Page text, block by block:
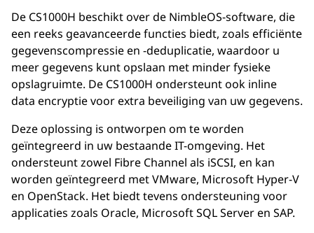
De CS1000H beschikt over de NimbleOS-software, die
een reeks geavanceerde functies biedt, zoals efficiënte
gegevenscompressie en -deduplicatie, waardoor u
meer gegevens kunt opslaan met minder fysieke
opslagruimte. De CS1000H ondersteunt ook inline
data encryptie voor extra beveiliging van uw gegevens.
Deze oplossing is ontworpen om te worden
geïntegreerd in uw bestaande IT-omgeving. Het
ondersteunt zowel Fibre Channel als iSCSI, en kan
worden geïntegreerd met VMware, Microsoft Hyper-V
en OpenStack. Het biedt tevens ondersteuning voor
applicaties zoals Oracle, Microsoft SQL Server en SAP.